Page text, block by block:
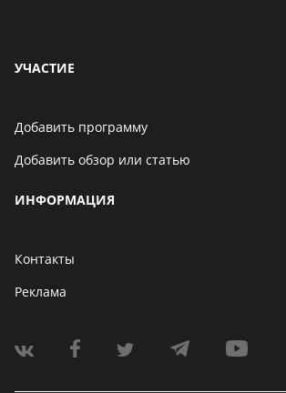
УЧАСТИЕ
Добавить программу
Добавить обзор или статью
ИНФОРМАЦИЯ
Контакты
Реклама